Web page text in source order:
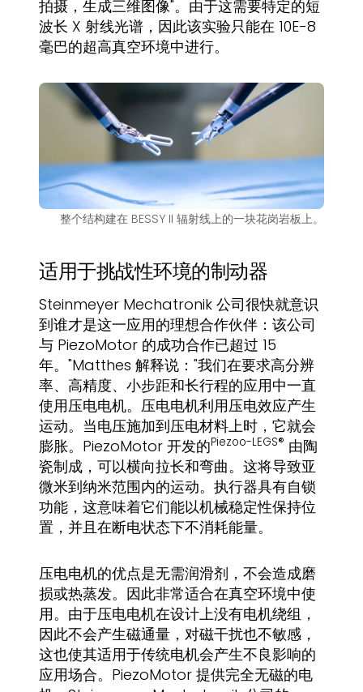
拍摄，生成三维图像"。由于这需要特定的短
波长 X 射线光谱，因此该实验只能在 10E-8
毫巴的超高真空环境中进行。
整个结构建在 BESSY II 辐射线上的一块花岗岩板上。
适用于挑战性环境的制动器
Steinmeyer Mechatronik 公司很快就意识
到谁才是这一应用的理想合作伙伴：该公司
与 PiezoMotor 的成功合作已超过 15
年。"Matthes 解释说："我们在要求高分辨
率、高精度、小步距和长行程的应用中一直
使用压电电机。压电电机利用压电效应产生
运动。当电压施加到压电材料上时，它就会
膨胀。PiezoMotor 开发的Piezoo-LEGS® 由陶
瓷制成，可以横向拉长和弯曲。这将导致亚
微米到纳米范围内的运动。执行器具有自锁
功能，这意味着它们能以机械稳定性保持位
置，并且在断电状态下不消耗能量。
压电电机的优点是无需润滑剂，不会造成磨
损或热蒸发。因此非常适合在真空环境中使
用。由于压电电机在设计上没有电机绕组，
因此不会产生磁通量，对磁干扰也不敏感，
这也使其适用于传统电机会产生不良影响的
应用场合。PiezoMotor 提供完全无磁的电